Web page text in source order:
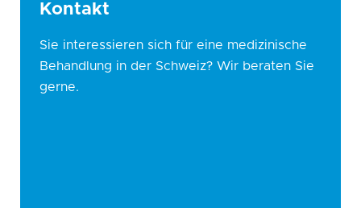
Kontakt
Sie interessieren sich für eine medizinische
Behandlung in der Schweiz? Wir beraten Sie
gerne.